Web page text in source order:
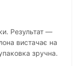
Результат —
вистачає на
зручна.